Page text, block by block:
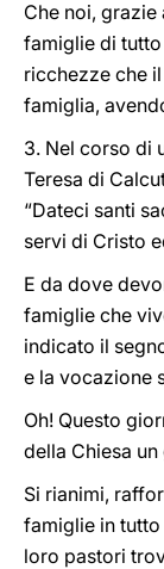
Che noi, grazie
famiglie di
ricchezze che
famiglia,
3. Nel corso di
Teresa di
“Dateci santi
servi di Cristo
E da dove
famiglie che
indicato il
e la vocazione
Oh! Questo
della Chiesa
Si rianimi,
famiglie in tutto
loro pastori